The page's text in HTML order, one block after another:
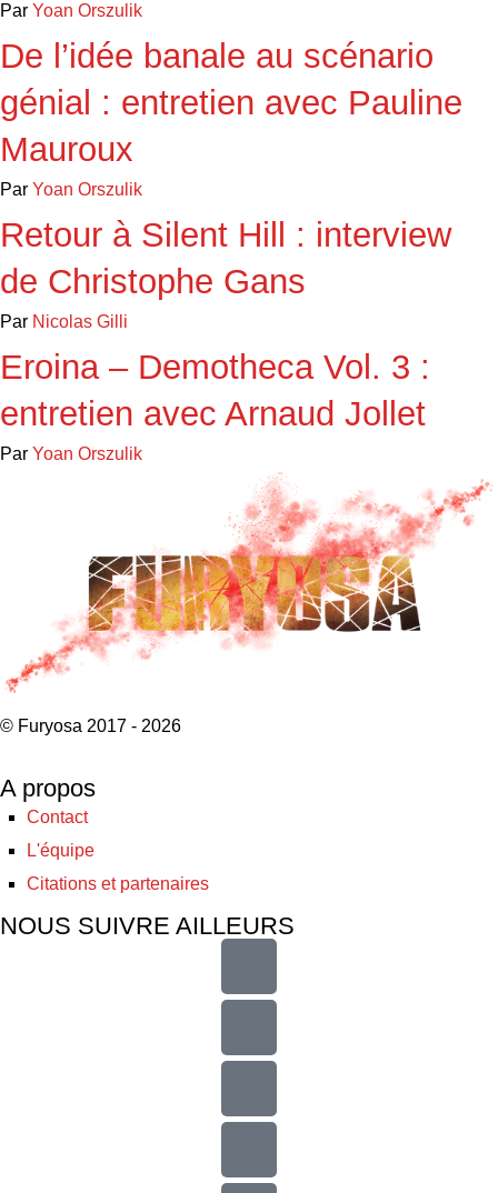
Par Yoan Orszulik
De l’idée banale au scénario
génial : entretien avec Pauline
Mauroux
Par Yoan Orszulik
Retour à Silent Hill : interview
de Christophe Gans
Par Nicolas Gilli
Eroina – Demotheca Vol. 3 :
entretien avec Arnaud Jollet
Par Yoan Orszulik
© Furyosa 2017 - 2026
A propos
Contact
L'équipe
Citations et partenaires
NOUS SUIVRE AILLEURS